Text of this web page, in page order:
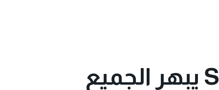
يبهر الجميع